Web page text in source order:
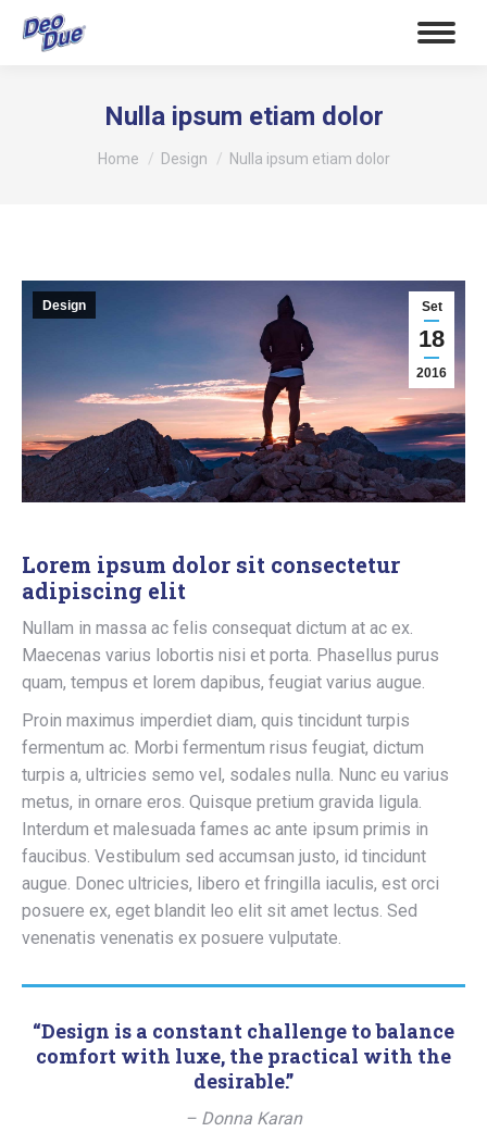
Nulla ipsum etiam dolor
Tu sei qui:
Home Design Nulla ipsum etiam dolor
Set
18
2016
Design
Lorem ipsum dolor sit consectetur
adipiscing elit
Nullam in massa ac felis consequat dictum at ac ex.
Maecenas varius lobortis nisi et porta. Phasellus purus
quam, tempus et lorem dapibus, feugiat varius augue.
Proin maximus imperdiet diam, quis tincidunt turpis
fermentum ac. Morbi fermentum risus feugiat, dictum
turpis a, ultricies semo vel, sodales nulla. Nunc eu varius
metus, in ornare eros. Quisque pretium gravida ligula.
Interdum et malesuada fames ac ante ipsum primis in
faucibus. Vestibulum sed accumsan justo, id tincidunt
augue. Donec ultricies, libero et fringilla iaculis, est orci
posuere ex, eget blandit leo elit sit amet lectus. Sed
venenatis venenatis ex posuere vulputate.
“Design is a constant challenge to balance
comfort with luxe, the practical with the
desirable.”
– Donna Karan